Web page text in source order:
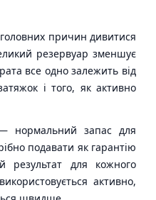
причин дивитися
резервуар зменшує
все одно залежить від
і того, як активно
нормальний запас для
подавати як гарантію
результат для кожного
активно,